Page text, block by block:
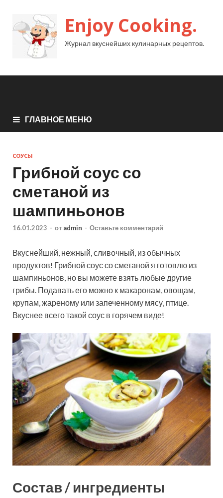
Enjoy Cooking.
Журнал вкуснейших кулинарных рецептов.
ГЛАВНОЕ МЕНЮ
СОУСЫ
Грибной соус со
сметаной из
шампиньонов
16.01.2023 - от admin - Оставьте комментарий
Вкуснейший, нежный, сливочный, из обычных
продуктов! Грибной соус со сметаной я готовлю из
шампиньонов, но вы можете взять любые другие
грибы. Подавать его можно к макаронам, овощам,
крупам, жареному или запеченному мясу, птице.
Вкуснее всего такой соус в горячем виде!
Состав / ингредиенты